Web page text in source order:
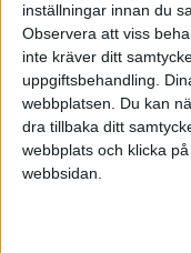
inställningar innan du
Observera att viss
inte kräver ditt
uppgiftsbehandling.
webbplatsen. Du kan
dra tillbaka ditt
webbplats och klicka
webbsidan.
Vi letar nu efter
intresserade av
kompensation.
608 42 20.